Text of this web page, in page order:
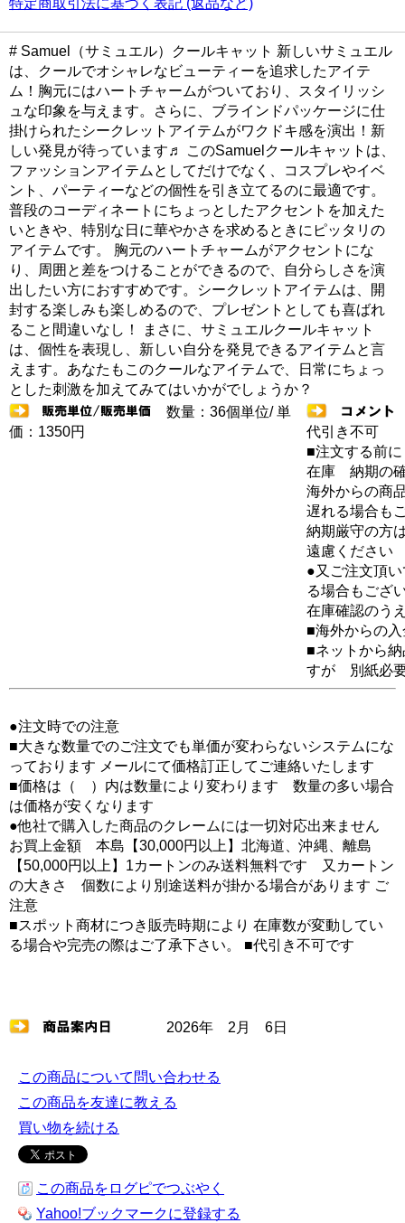
特定商取引法に基づく表記 (返品など)
# Samuel（サミュエル）クールキャット 新しいサミュエル
は、クールでオシャレなビューティーを追求したアイテ
ム！胸元にはハートチャームがついており、スタイリッシ
ュな印象を与えます。さらに、ブラインドパッケージに仕
掛けられたシークレットアイテムがワクドキ感を演出！新
しい発見が待っています♬ このSamuelクールキャットは、
ファッションアイテムとしてだけでなく、コスプレやイベ
ント、パーティーなどの個性を引き立てるのに最適です。
普段のコーディネートにちょっとしたアクセントを加えた
いときや、特別な日に華やかさを求めるときにピッタリの
アイテムです。 胸元のハートチャームがアクセントにな
り、周囲と差をつけることができるので、自分らしさを演
出したい方におすすめです。シークレットアイテムは、開
封する楽しみも楽しめるので、プレゼントとしても喜ばれ
ること間違いなし！ まさに、サミュエルクールキャット
は、個性を表現し、新しい自分を発見できるアイテムと言
えます。あなたもこのクールなアイテムで、日常にちょっ
とした刺激を加えてみてはいかがでしょうか？
数量：36個単位/ 単
価：1350円
代引き不可
■注文する前に
在庫 納期の
海外からの商
遅れる場合も
納期厳守の方
遠慮ください
●又ご注文頂
る場合もござ
在庫確認のう
■海外からの
■ネットから
すが 別紙必
●注文時での注意
■大きな数量でのご注文でも単価が変わらないシステムにな
っております メールにて価格訂正してご連絡いたします
■価格は（ ）内は数量により変わります 数量の多い場合
は価格が安くなります
●他社で購入した商品のクレームには一切対応出来ません
お買上金額 本島【30,000円以上】北海道、沖縄、離島
【50,000円以上】1カートンのみ送料無料です 又カートン
の大きさ 個数により別途送料が掛かる場合があります ご
注意
■スポット商材につき販売時期により 在庫数が変動してい
る場合や完売の際はご了承下さい。 ■代引き不可です
2026年 2月 6日
この商品について問い合わせる
この商品を友達に教える
買い物を続ける
この商品をログピでつぶやく
Yahoo!ブックマークに登録する